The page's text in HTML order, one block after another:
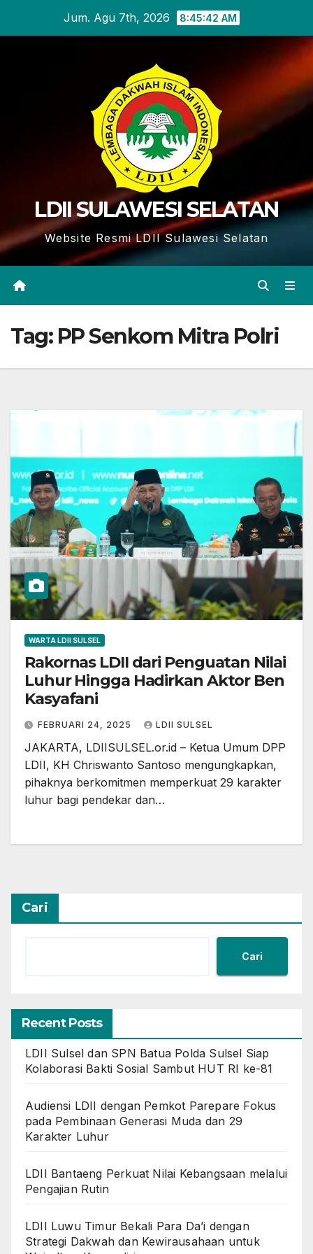
Jum. Agu 7th, 2026 8:45:42 AM
LDII SULAWESI SELATAN
Website Resmi LDII Sulawesi Selatan
Tag: PP Senkom Mitra Polri
WARTA LDII SULSEL
Rakornas LDII dari Penguatan Nilai
Luhur Hingga Hadirkan Aktor Ben
Kasyafani
FEBRUARI 24, 2025 LDII SULSEL
JAKARTA, LDIISULSEL.or.id – Ketua Umum DPP
LDII, KH Chriswanto Santoso mengungkapkan,
pihaknya berkomitmen memperkuat 29 karakter
luhur bagi pendekar dan…
Cari
Cari
Recent Posts
LDII Sulsel dan SPN Batua Polda Sulsel Siap
Kolaborasi Bakti Sosial Sambut HUT RI ke-81
Audiensi LDII dengan Pemkot Parepare Fokus
pada Pembinaan Generasi Muda dan 29
Karakter Luhur
LDII Bantaeng Perkuat Nilai Kebangsaan melalui
Pengajian Rutin
LDII Luwu Timur Bekali Para Da’i dengan
Strategi Dakwah dan Kewirausahaan untuk